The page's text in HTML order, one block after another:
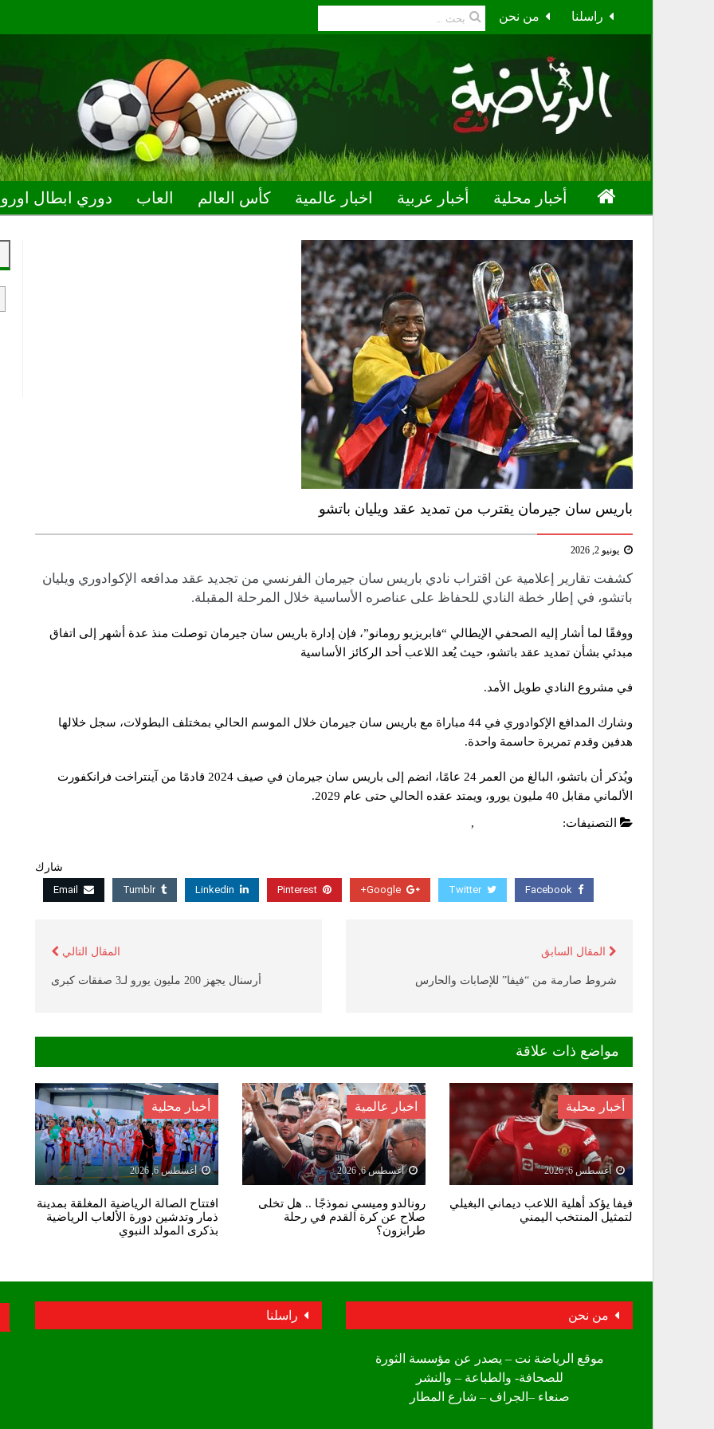
من نحن راسلنا
أخبار محلية أخبار عربية اخبار عالمية كأس العالم العاب دوري ابطال
باريس سان جيرمان يقترب من تمديد عقد ويليان باتشو
يونيو 2, 2026
كشفت تقارير إعلامية عن اقتراب نادي باريس سان جيرمان الفرنسي من تجديد عقد مدافعه الإكوادوري ويليان
باتشو، في إطار خطة النادي للحفاظ على عناصره الأساسية خلال المرحلة المقبلة.
ووفقًا لما أشار إليه الصحفي الإيطالي “فابريزيو رومانو”، فإن إدارة باريس سان جيرمان توصلت منذ عدة أشهر إلى اتفاق
مبدئي بشأن تمديد عقد باتشو، حيث يُعد اللاعب أحد الركائز الأساسية
في مشروع النادي طويل الأمد.
وشارك المدافع الإكوادوري في 44 مباراة مع باريس سان جيرمان خلال الموسم الحالي بمختلف البطولات، سجل خلالها
هدفين وقدم تمريرة حاسمة واحدة.
ويُذكر أن باتشو، البالغ من العمر 24 عامًا، انضم إلى باريس سان جيرمان في صيف 2024 قادمًا من آينتراخت فرانكفورت
الألماني مقابل 40 مليون يورو، ويمتد عقده الحالي حتى عام 2029.
التصنيفات: ,
شارك
Facebook
Twitter
Google+
Pinterest
Linkedin
Tumblr
Email
المقال السابق
شروط صارمة من “فيفا” للإصابات والحارس
المقال التالي
أرسنال يجهز 200 مليون يورو لـ3 صفقات كبرى
مواضع ذات علاقة
أخبار محلية
أغسطس 6, 2026
فيفا يؤكد أهلية اللاعب ديماني البغيلي
لتمثيل المنتخب اليمني
اخبار عالمية
أغسطس 6, 2026
رونالدو وميسي نموذجًا .. هل تخلى
صلاح عن كرة القدم في رحلة
طرابزون؟
أخبار محلية
أغسطس 6, 2026
افتتاح الصالة الرياضية المغلقة بمدينة
ذمار وتدشين دورة الألعاب الرياضية
بذكرى المولد النبوي
من نحن
موقع الرياضة نت – يصدر عن مؤسسة الثورة
للصحافة- والطباعة – والنشر
صنعاء –الجراف – شارع المطار
راسلنا